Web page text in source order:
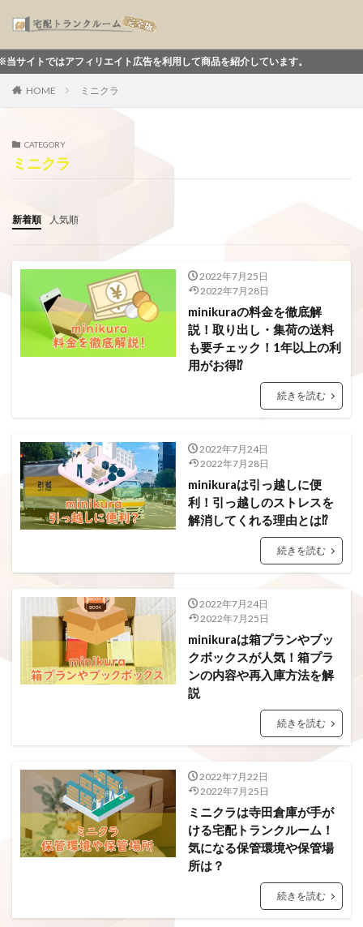
はアフィリエイト広告を利用して商品を紹介しています。
HOME ミニクラ
CATEGORY
ミニクラ
新着順 人気順
2022年7月25日
2022年7月28日
minikuraの料金を徹底解
説！取り出し・集荷の送料
も要チェック！1年以上の利
用がお得⁉
続きを読む
2022年7月24日
2022年7月28日
minikuraは引っ越しに便
利！引っ越しのストレスを
解消してくれる理由とは⁉
続きを読む
2022年7月24日
2022年7月25日
minikuraは箱プランやブッ
クボックスが人気！箱プラ
ンの内容や再入庫方法を解
説
続きを読む
2022年7月22日
2022年7月25日
ミニクラは寺田倉庫が手が
ける宅配トランクルーム！
気になる保管環境や保管場
所は？
続きを読む